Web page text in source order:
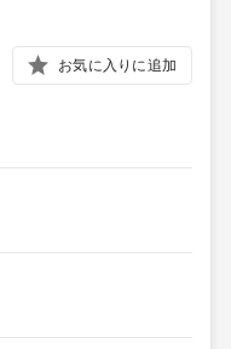
お気に入りに追加